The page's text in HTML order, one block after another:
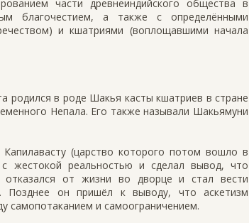
части древнеиндийского общества в
благочестием, а также с определёнными
и кшатриями (воплощавшими начала
родился в роде Шакья касты кшатриев в стране
Непала. Его также называли Шакьямуни
(царство которого потом вошло в
с жестокой реальностью и сделал вывод, что
от жизни во дворце и стал вести
Позднее он пришёл к выводу, что аскетизм
самопотаканием и самоограничением.